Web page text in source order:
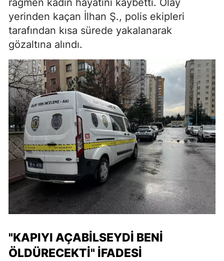
rağmen kadın hayatını kaybetti. Olay
yerinden kaçan İlhan Ş., polis ekipleri
tarafından kısa sürede yakalanarak
gözaltına alındı.
"KAPIYI AÇABILSEYDI BENI
ÖLDÜRECEKTI" İFADESI